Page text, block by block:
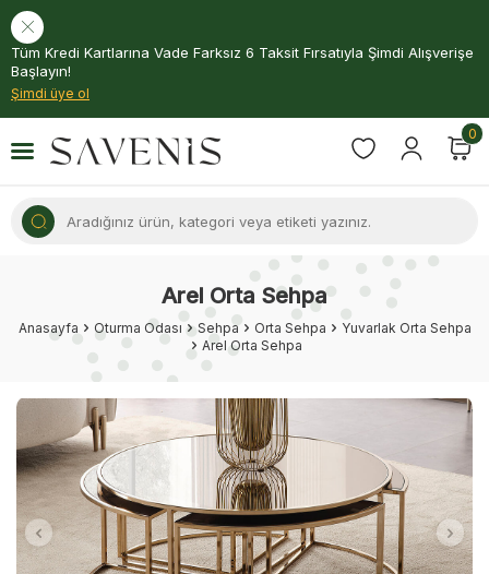
Tüm Kredi Kartlarına Vade Farksız 6 Taksit Fırsatıyla Şimdi Alışverişe
Başlayın!
Şimdi üye ol
0
Arel Orta Sehpa
Anasayfa Oturma Odası Sehpa Orta Sehpa
Yuvarlak Orta Sehpa
Arel Orta Sehpa